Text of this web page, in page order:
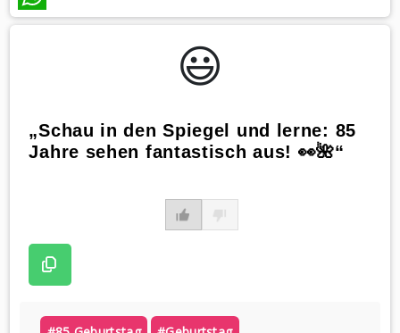
WhatsApp
😃️
„Schau in den Spiegel und lerne: 85
Jahre sehen fantastisch aus! 👀🌺“